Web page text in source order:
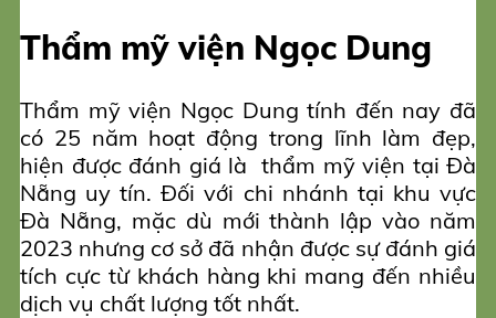
Thẩm mỹ viện Ngọc Dung
Thẩm mỹ viện Ngọc Dung tính đến nay đã
có 25 năm hoạt động trong lĩnh làm đẹp,
hiện được đánh giá là thẩm mỹ viện tại Đà
Nẵng uy tín. Đối với chi nhánh tại khu vực
Đà Nẵng, mặc dù mới thành lập vào năm
2023 nhưng cơ sở đã nhận được sự đánh giá
tích cực từ khách hàng khi mang đến nhiều
dịch vụ chất lượng tốt nhất.